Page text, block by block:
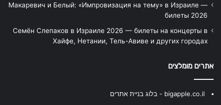
Макаревич и Белый: «Импровизация на тему» в Израиле —
билеты 2026
Семён Слепаков в Израиле 2026 — билеты на концерты в
Хайфе, Нетании, Тель-Авиве и других городах
אתרים מומלצים
bigapple.co.il - בלוג בניית אתרים